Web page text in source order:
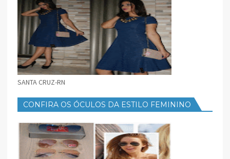
SANTA CRUZ-RN
CONFIRA OS ÓCULOS DA ESTILO FEMININO